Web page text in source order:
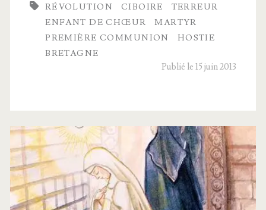
ci­
sius
breton
RÉVOLUTION CIBOIRE
TERREUR
ENFANT DE CHŒUR
MARTYR
PREMIÈRE COMMUNION
HOSTIE
BRETAGNE
Publié le 15 juin 2013